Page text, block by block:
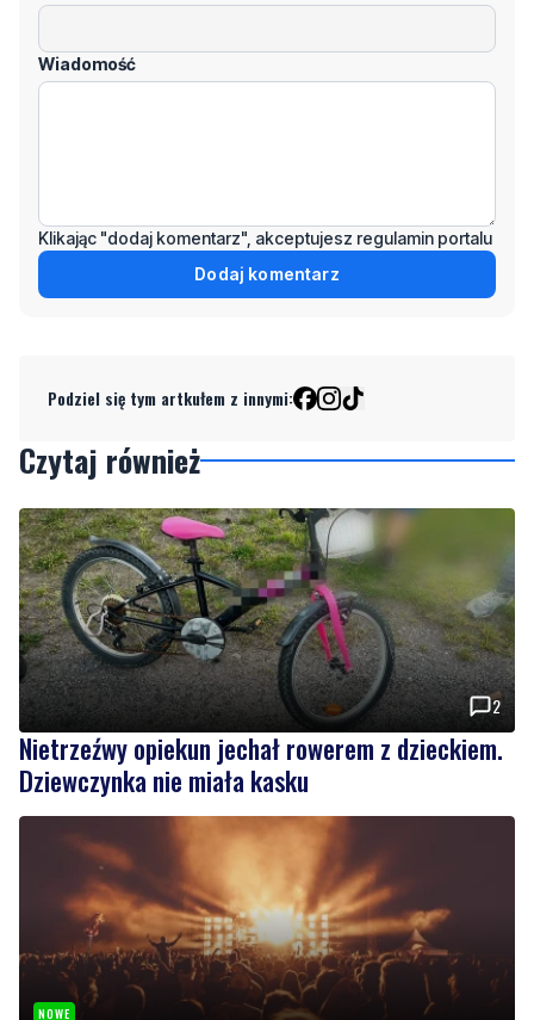
Wiadomość
Klikając "dodaj komentarz", akceptujesz regulamin portalu
Dodaj komentarz
Podziel się tym artkułem z innymi:
Czytaj również
2
Nietrzeźwy opiekun jechał rowerem z dzieckiem.
Dziewczynka nie miała kasku
NOWE